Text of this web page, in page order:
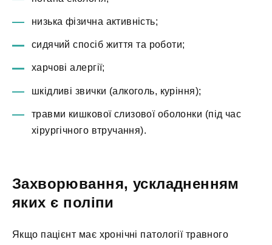
низька фізична активність;
сидячий спосіб життя та роботи;
харчові алергії;
шкідливі звички (алкоголь, куріння);
травми кишкової слизової оболонки (під час
хірургічного втручання).
Захворювання, ускладненням
яких є поліпи
Якщо пацієнт має хронічні патології травного